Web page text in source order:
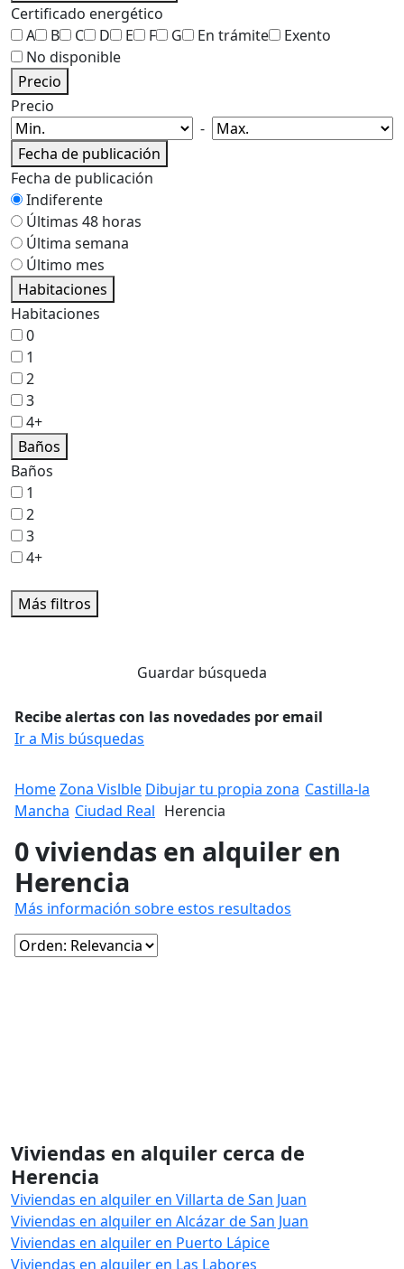
Certificado energético
A
B C D E F G En trámite
Exento
No disponible
Precio
Precio
-
Fecha de publicación
Fecha de publicación
Indiferente
Últimas 48 horas
Última semana
Último mes
Habitaciones
Habitaciones
0
1
2
3
4+
Baños
Baños
1
2
3
4+
Más filtros
Guardar búsqueda
Recibe alertas con las novedades por email
Ir a Mis búsquedas
HomeZona Vislble Dibujar tu propia zona Castilla-la
Mancha Ciudad Real Herencia
0 viviendas en alquiler en
Herencia
Más información sobre estos resultados
Viviendas en alquiler cerca de
Herencia
Viviendas en alquiler en Villarta de San Juan
Viviendas en alquiler en Alcázar de San Juan
Viviendas en alquiler en Puerto Lápice
Viviendas en alquiler en Las Labores